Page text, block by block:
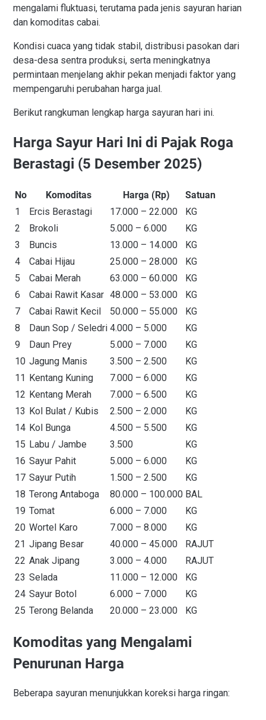
mengalami fluktuasi, terutama pada jenis sayuran harian
dan komoditas cabai.
Kondisi cuaca yang tidak stabil, distribusi pasokan dari
desa-desa sentra produksi, serta meningkatnya
permintaan menjelang akhir pekan menjadi faktor yang
mempengaruhi perubahan harga jual.
Berikut rangkuman lengkap harga sayuran hari ini.
Harga Sayur Hari Ini di Pajak Roga
Berastagi (5 Desember 2025)
No Komoditas Harga (Rp)
Satuan
1
Ercis Berastagi 17.000 – 22.000
KG
2
Brokoli 5.000 – 6.000
KG
3
Buncis 13.000 – 14.000
KG
4
Cabai Hijau 25.000 – 28.000
KG
5
Cabai Merah 63.000 – 60.000
KG
6
Cabai Rawit Kasar 48.000 – 53.000
KG
7
Cabai Rawit Kecil 50.000 – 55.000
KG
8
Daun Sop / Seledri 4.000 – 5.000
KG
9
Daun Prey 5.000 – 7.000
KG
10 Jagung Manis 3.500 – 2.500
KG
11 Kentang Kuning 7.000 – 6.000
KG
12 Kentang Merah 7.000 – 6.500
KG
13 Kol Bulat / Kubis 2.500 – 2.000
KG
14 Kol Bunga 4.500 – 5.500
KG
15 Labu / Jambe 3.500
KG
16 Sayur Pahit 5.000 – 6.000
KG
17 Sayur Putih 1.500 – 2.500
KG
18 Terong Antaboga 80.000 – 100.000 BAL
19 Tomat 6.000 – 7.000
KG
20 Wortel Karo 7.000 – 8.000
KG
21 Jipang Besar 40.000 – 45.000
RAJUT
22 Anak Jipang 3.000 – 4.000
RAJUT
23 Selada 11.000 – 12.000
KG
24 Sayur Botol 6.000 – 7.000
KG
25 Terong Belanda 20.000 – 23.000 KG
Komoditas yang Mengalami
Penurunan Harga
Beberapa sayuran menunjukkan koreksi harga ringan: